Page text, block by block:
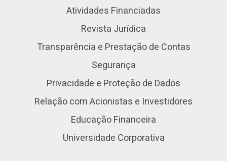
Atividades Financiadas
Revista Jurídica
Transparência e Prestação de Contas
Segurança
Privacidade e Proteção de Dados
Relação com Acionistas e Investidores
Educação Financeira
Universidade Corporativa